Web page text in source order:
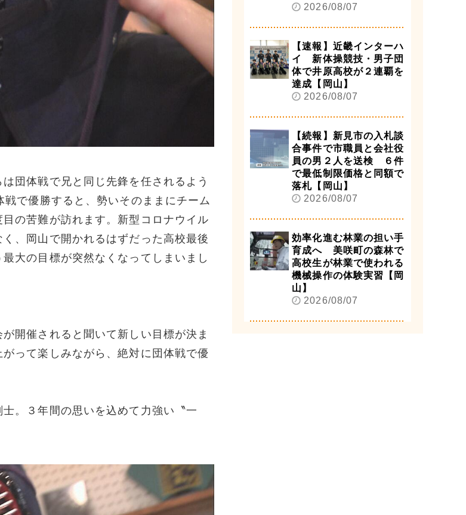
団体戦で兄と同じ先鋒を任されるよう
で優勝すると、勢いそのままにチーム
の苦難が訪れます。新型コロナウイル
、岡山で開かれるはずだった高校最後
大の目標が突然なくなってしまいまし
開催されると聞いて新しい目標が決ま
って楽しみながら、絶対に団体戦で優
。３年間の思いを込めて力強い〝一
2026/08/07
【速報】近畿インターハ
イ 新体操競技・男子団
体で井原高校が２連覇を
達成【岡山】
2026/08/07
【続報】新見市の入札談
合事件で市職員と会社役
員の男２人を送検 ６件
で最低制限価格と同額で
落札【岡山】
2026/08/07
効率化進む林業の担い手
育成へ 美咲町の森林で
高校生が林業で使われる
機械操作の体験実習【岡
山】
2026/08/07